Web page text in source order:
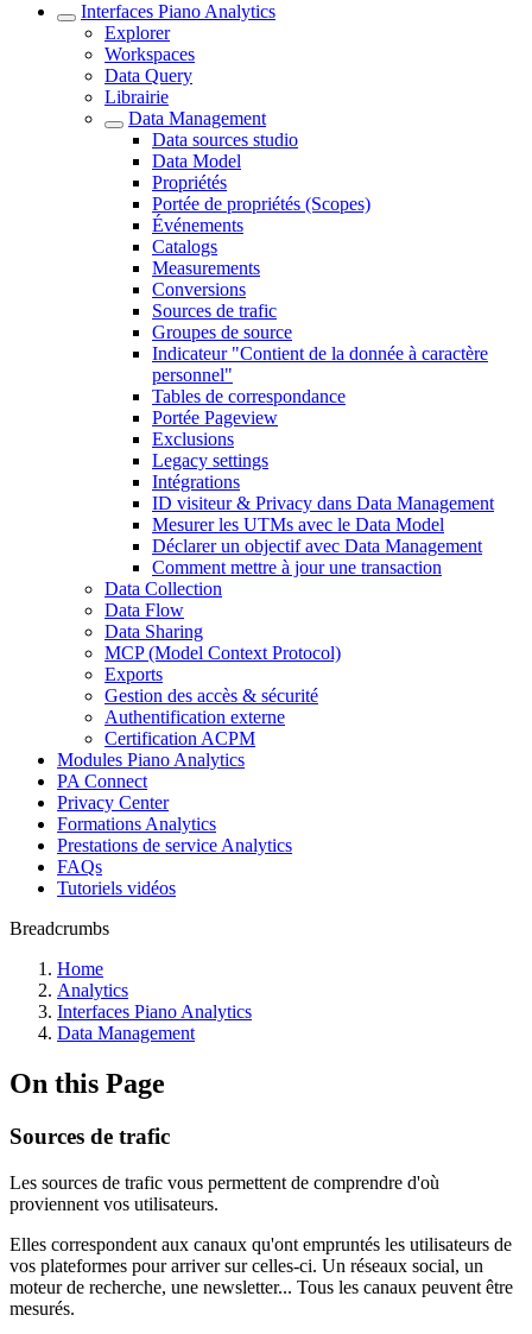
Interfaces Piano Analytics
Explorer
Workspaces
Data Query
Librairie
Data Management
Data sources studio
Data Model
Propriétés
Portée de propriétés (Scopes)
Événements
Catalogs
Measurements
Conversions
Sources de trafic
Groupes de source
Indicateur "Contient de la donnée à caractère
personnel"
Tables de correspondance
Portée Pageview
Exclusions
Legacy settings
Intégrations
ID visiteur & Privacy dans Data Management
Mesurer les UTMs avec le Data Model
Déclarer un objectif avec Data Management
Comment mettre à jour une transaction
Data Collection
Data Flow
Data Sharing
MCP (Model Context Protocol)
Exports
Gestion des accès & sécurité
Authentification externe
Certification ACPM
Modules Piano Analytics
PA Connect
Privacy Center
Formations Analytics
Prestations de service Analytics
FAQs
Tutoriels vidéos
Breadcrumbs
Home
Analytics
Interfaces Piano Analytics
Data Management
On this Page
Sources de trafic
Les sources de trafic vous permettent de comprendre d'où
proviennent vos utilisateurs.
Elles correspondent aux canaux qu'ont empruntés les utilisateurs de
vos plateformes pour arriver sur celles-ci. Un réseaux social, un
moteur de recherche, une newsletter... Tous les canaux peuvent être
mesurés.